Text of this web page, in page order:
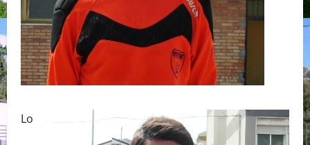
Lo